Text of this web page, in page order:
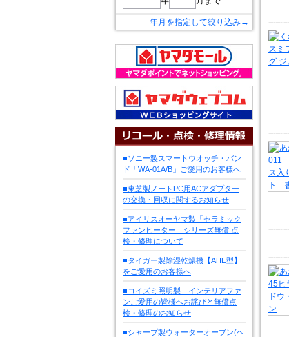
年月を指定して絞り込み→
■ソニー製スマートウオッチ・バン
ド「WA-01A/B」ご愛用のお客様へ
■東芝製ノートPC用ACアダプター
の交換・回収に関するお知らせ
■アイリスオーヤマ製「セラミック
ファンヒーター」シリーズ無償 点
検・修理について
■タイガー製除湿乾燥機【AHE型】
をご愛用のお客様へ
■コイズミ照明製 インテリアファ
ンご愛用の皆様へお詫びと無償点
検・修理のお知らせ
■シャープ製ウォーターオーブン(ヘ